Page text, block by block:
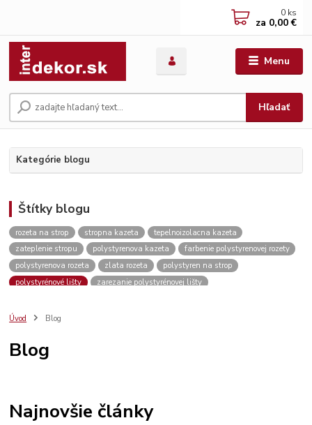
Menu
Hľadať
0 ks
za 0,00 €
Kategórie blogu
Štítky blogu
rozeta na strop stropna kazeta
tepelnoizolacna kazeta
zateplenie stropu
polystyrenova kazeta
farbenie polystyrenovej rozety
polystyrenova rozeta
zlata rozeta
polystyren na strop
polystyrénové lišty
zarezanie polystyrénovej lišty
polystyrénové dekoračné lišty
Úvod Blog
Blog
Najnovšie články